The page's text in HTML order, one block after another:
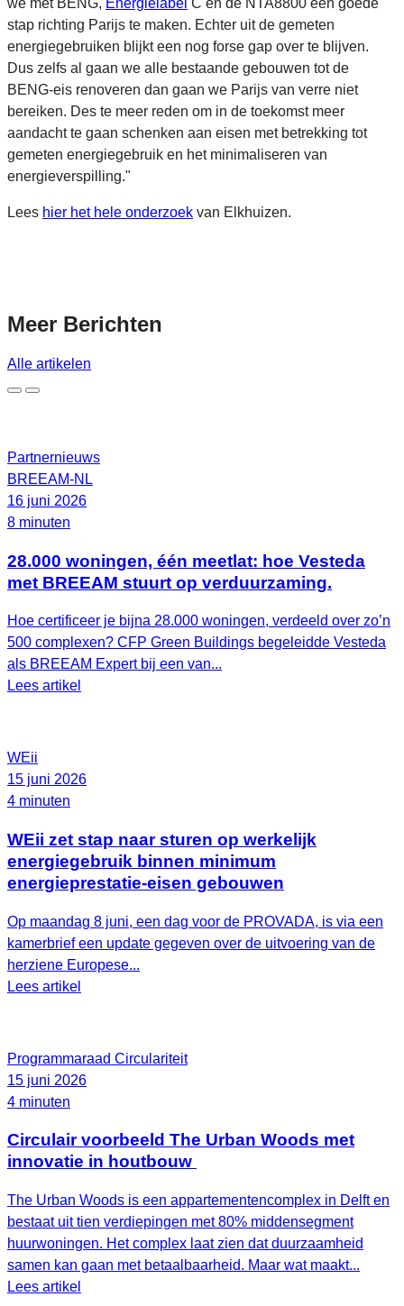
we met BENG, Energielabel C en de NTA8800 een goede
stap richting Parijs te maken. Echter uit de gemeten
energiegebruiken blijkt een nog forse gap over te blijven.
Dus zelfs al gaan we alle bestaande gebouwen tot de
BENG-eis renoveren dan gaan we Parijs van verre niet
bereiken. Des te meer reden om in de toekomst meer
aandacht te gaan schenken aan eisen met betrekking tot
gemeten energiegebruik en het minimaliseren van
energieverspilling."
Lees hier het hele onderzoek van Elkhuizen.
Meer Berichten
Alle artikelen
Partnernieuws
BREEAM-NL
16 juni 2026
8 minuten
28.000 woningen, één meetlat: hoe Vesteda
met BREEAM stuurt op verduurzaming.
Hoe certificeer je bijna 28.000 woningen, verdeeld over zo’n
500 complexen? CFP Green Buildings begeleidde Vesteda
als BREEAM Expert bij een van...
Lees artikel
WEii
15 juni 2026
4 minuten
WEii zet stap naar sturen op werkelijk
energiegebruik binnen minimum
energieprestatie-eisen gebouwen
Op maandag 8 juni, een dag voor de PROVADA, is via een
kamerbrief een update gegeven over de uitvoering van de
herziene Europese...
Lees artikel
Programmaraad Circulariteit
15 juni 2026
4 minuten
Circulair voorbeeld The Urban Woods met
innovatie in houtbouw
The Urban Woods is een appartementencomplex in Delft en
bestaat uit tien verdiepingen met 80% middensegment
huurwoningen. Het complex laat zien dat duurzaamheid
samen kan gaan met betaalbaarheid. Maar wat maakt...
Lees artikel